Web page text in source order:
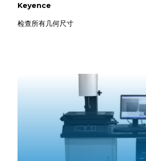
Keyence
检查所有几何尺寸